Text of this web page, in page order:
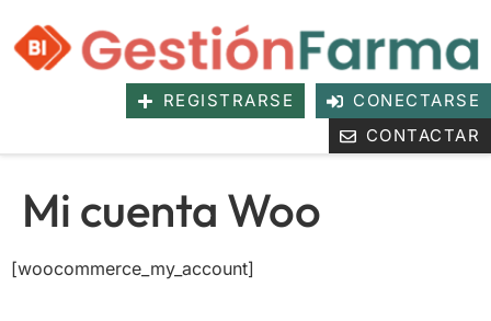
REGISTRARSE
CONECTARSE
CONTACTAR
Mi cuenta Woo
[woocommerce_my_account]